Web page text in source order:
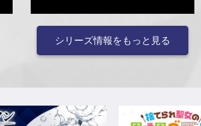
シリーズ情報をもっと見る